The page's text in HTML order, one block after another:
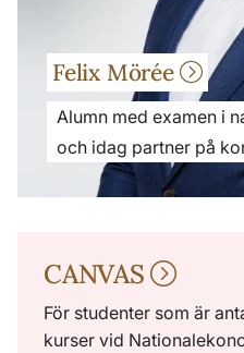
Felix Mörée
Alumn med examen i
och idag partner på
CANVAS
För studenter som är
kurser vid